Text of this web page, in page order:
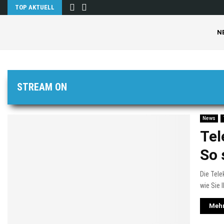
TOP AKTUELL
STREAM ON
News
So
Die
wie Sie